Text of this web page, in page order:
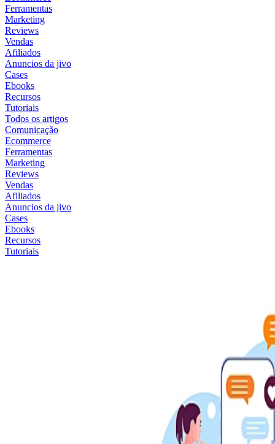
Ferramentas
Marketing
Reviews
Vendas
Afiliados
Anuncios da jivo
Cases
Ebooks
Recursos
Tutoriais
Todos os artigos
Comunicação
Ecommerce
Ferramentas
Marketing
Reviews
Vendas
Afiliados
Anuncios da jivo
Cases
Ebooks
Recursos
Tutoriais